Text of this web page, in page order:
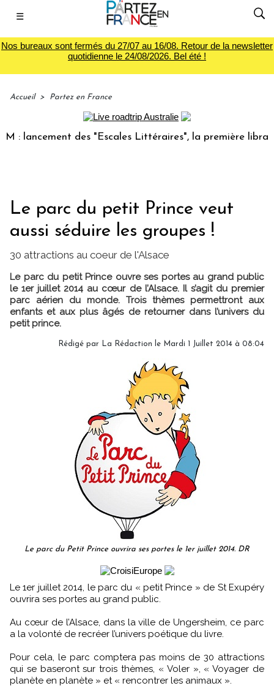
☰
Nos bureaux sont fermés du 27/07 au 16/08. Retour de la newsletter
quotidienne le 24/08/2026. Bel été !
Accueil > Partez en France
des "Escales Littéraires", la première librairie
Le parc du petit Prince veut
aussi séduire les groupes !
30 attractions au coeur de l'Alsace
Le parc du petit Prince ouvre ses portes au grand public
le 1er juillet 2014 au cœur de l’Alsace. Il s’agit du premier
parc aérien du monde. Trois thèmes permettront aux
enfants et aux plus âgés de retourner dans l’univers du
petit prince.
Rédigé par La Rédaction le Mardi 1 Juillet 2014 à 08:04
Le parc du Petit Prince ouvrira ses portes le 1er juillet 2014. DR
Le 1er juillet 2014, le parc du « petit Prince » de St Exupéry
ouvrira ses portes au grand public.
Au cœur de l’Alsace, dans la ville de Ungersheim, ce parc
a la volonté de recréer l’univers poétique du livre.
Pour cela, le parc comptera pas moins de 30 attractions
qui se baseront sur trois thèmes, « Voler », « Voyager de
planète en planète » et « rencontrer les animaux ».